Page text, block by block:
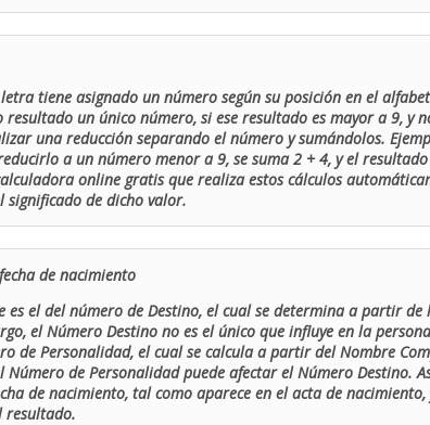
tiene asignado un número según su posición en el
un único número, si ese resultado es mayor a 9, y
una reducción separando el número y sumándolos.
a un número menor a 9, se suma 2 + 4, y el
online gratis que realiza estos cálculos
significado de dicho valor.
de nacimiento
es el del número de Destino, el cual se determina a partir de
el Número Destino no es el único que influye en la
de Personalidad, el cual se calcula a partir del Nombre
Número de Personalidad puede afectar el Número Destino.
de nacimiento, tal como aparece en el acta de
resultado.